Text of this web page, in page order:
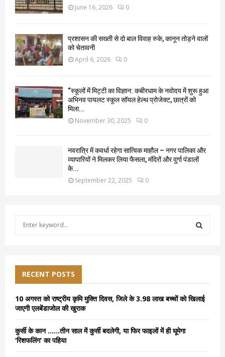
June 16, 2026 0
प्रशासन की सख्ती से दो बाल विवाह रुके, कानून तोड़ने वालों
को चेतावनी
April 6, 2026 0
“स्कूलों में मिट्टी का विज्ञान: कबीरधाम के नवोदय में शुरू हुआ
अभिनव पायलट स्कूल सॉयल हेल्थ प्रोजेक्ट, छात्रों को
मिला...
November 30, 2025 0
नवरात्रि में कवर्धा रहेगा सात्विक माहौल – नगर पालिका और
व्यापारियों ने मिलकर लिया फैसला, मंदिरों और दुर्गा पंडालों
के...
September 22, 2025 0
f
o
r
RECENT POSTS
10 अगस्त को राष्ट्रीय कृमि मुक्ति दिवस, जिले के 3.98 लाख बच्चों को खिलाई
जाएगी एलबेंडाजोल की खुराक
कुर्सी के कान ……तीन साल में कुर्सी बदलेगी, या फिर फाइलों में ही घूमेगा
‘रिशफलिंग’ का पहिया